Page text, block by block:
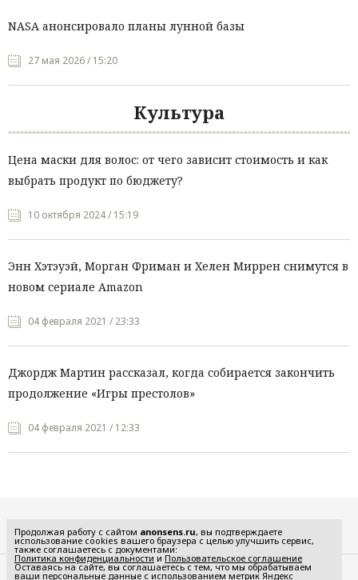
NASA анонсировало планы лунной базы
27 мая 2026 / 15:20
Культура
Цена маски для волос: от чего зависит стоимость и как
выбрать продукт по бюджету?
10 октября 2024 / 15:19
Энн Хэтэуэй, Морган Фриман и Хелен Миррен снимутся в
новом сериале Amazon
04 февраля 2021 / 23:33
Джордж Мартин рассказал, когда собирается закончить
продолжение «Игры престолов»
04 февраля 2021 / 12:33
Продолжая работу с сайтом anonsens.ru, вы подтверждаете
использование cookies вашего браузера с целью улучшить сервис,
также соглашаетесь с документами:
Политика конфиденциальности и Пользовательское соглашение
Оставаясь на сайте, вы соглашаетесь с тем, что мы обрабатываем
ваши персональные данные с использованием метрик Яндекс